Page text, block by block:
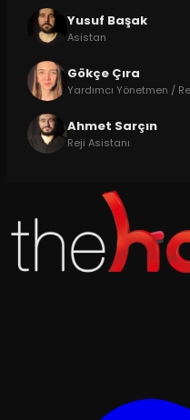
Yusuf Başak
Asistan
Gökçe Çıra
Yardımcı Yönetmen /
Ahmet Sarçın
Reji Asistanı